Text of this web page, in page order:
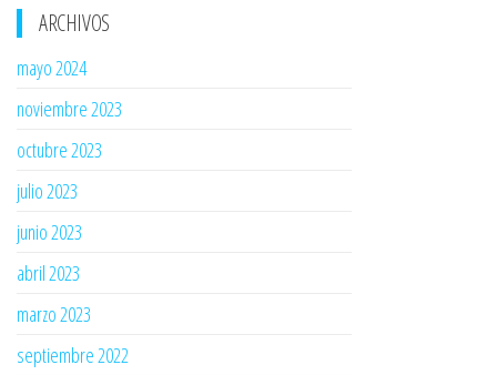
ARCHIVOS
mayo 2024
noviembre 2023
octubre 2023
julio 2023
junio 2023
abril 2023
marzo 2023
septiembre 2022